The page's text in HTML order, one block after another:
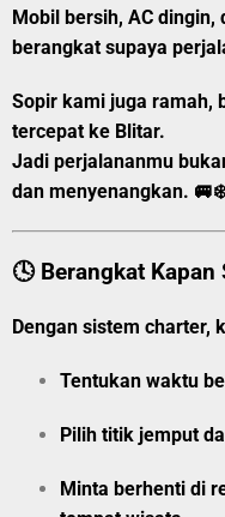
Mobil bersih, AC
berangkat supaya
Sopir kami juga ramah,
tercepat ke Blitar.
Jadi perjalananmu
dan menyenangkan.
🕓 Berangkat
Dengan sistem charter,
Tentukan waktu
Pilih titik jemput
Minta berhenti di